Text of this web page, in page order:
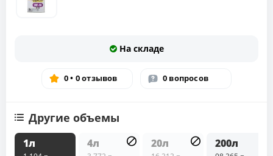
На складе
0 • 0 отзывов 0 вопросов
Другие объемы
1л 4л 20л 200л